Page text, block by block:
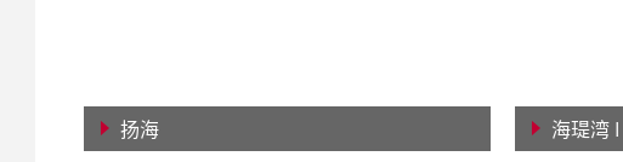
扬海 海瑅湾 I